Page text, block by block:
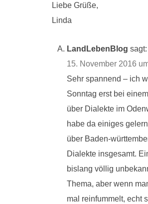
Liebe Grüße,
Linda
LandLebenBlog sagt:
15. November 2016
Sehr spannend – ich
Sonntag erst bei
über Dialekte im
habe da einiges
über Baden-
Dialekte insgesamt.
bislang völlig
Thema, aber wenn
mal reinfummelt, echt